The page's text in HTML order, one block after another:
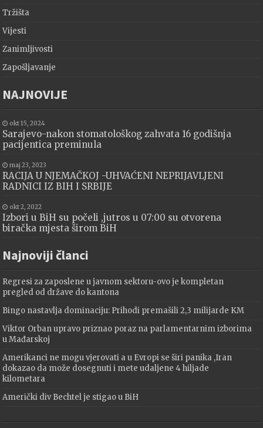
Tržišta
Vijesti
Zanimljivosti
Zapošljavanje
NAJNOVIJE
okt 15, 2024
Sarajevo-nakon stomatološkog zahvata 16 godišnja
pacijentica preminula
maj 23, 2023
RACIJA U NJEMAČKOJ -UHVAĆENI NEPRIJAVLJENI
RADNICI IZ BIH I SRBIJE
okt 2, 2022
Izbori u BiH su počeli ,jutros u 07:00 su otvorena
biračka mjesta širom BiH
Najnoviji članci
Regresi za zaposlene u javnom sektoru-ovo je kompletan
pregled od države do kantona
Bingo nastavlja dominaciju: Prihodi premašili 2,3 milijarde KM
Viktor Orban upravo priznao poraz na parlamentarnim izborima
u Mađarskoj
Amerikanci ne mogu vjerovati a u Evropi se širi panika ,Iran
dokazao da može dosegnuti i mete udaljene 4 hiljade
kilometara
Američki div Bechtel je stigao u BiH